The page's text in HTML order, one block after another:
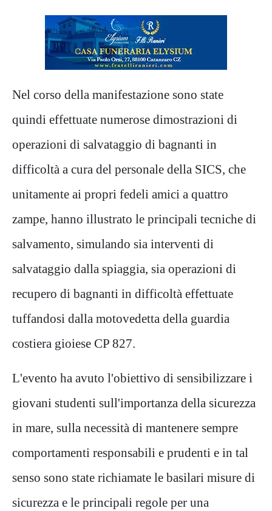
Nel corso della manifestazione sono state
quindi effettuate numerose dimostrazioni di
operazioni di salvataggio di bagnanti in
difficoltà a cura del personale della SICS, che
unitamente ai propri fedeli amici a quattro
zampe, hanno illustrato le principali tecniche di
salvamento, simulando sia interventi di
salvataggio dalla spiaggia, sia operazioni di
recupero di bagnanti in difficoltà effettuate
tuffandosi dalla motovedetta della guardia
costiera gioiese CP 827.
L'evento ha avuto l'obiettivo di sensibilizzare i
giovani studenti sull'importanza della sicurezza
in mare, sulla necessità di mantenere sempre
comportamenti responsabili e prudenti e in tal
senso sono state richiamate le basilari misure di
sicurezza e le principali regole per una